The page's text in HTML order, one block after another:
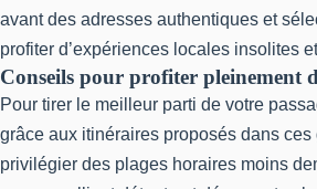
avant des adresses authentiques et
profiter d’expériences locales insolites
Conseils pour profiter pleinement
Pour tirer le meilleur parti de votre
grâce aux itinéraires proposés dans
privilégier des plages horaires moins